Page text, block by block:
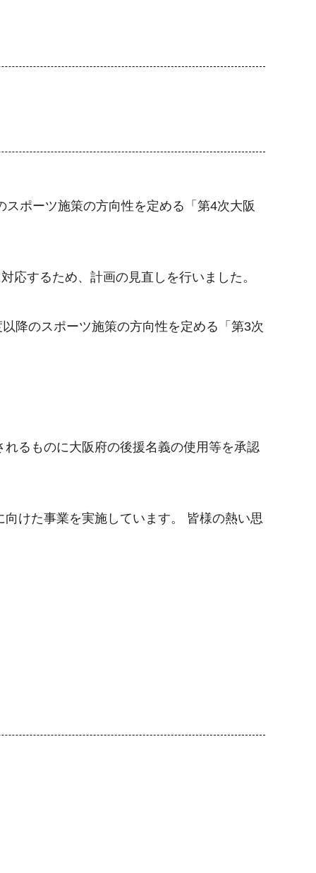
ポーツ施策の方向性を定める「第4次大阪
応するため、計画の見直しを行いました。
降のスポーツ施策の方向性を定める「第3次
るものに大阪府の後援名義の使用等を承認
けた事業を実施しています。 皆様の熱い思